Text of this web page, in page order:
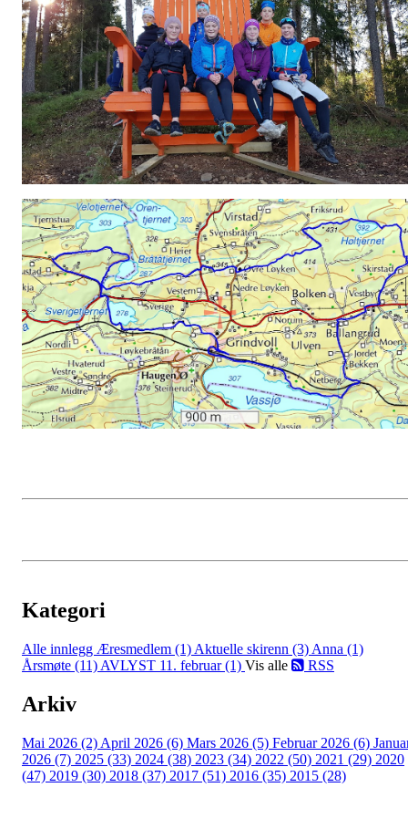
Kategori
Alle innlegg Æresmedlem (1) Aktuelle skirenn (3) Anna (1)
Årsmøte (11) AVLYST 11. februar (1) Vis alle RSS
Arkiv
Mai 2026 (2) April 2026 (6) Mars 2026 (5) Februar 2026 (6)
2026 (7) 2025 (33) 2024 (38) 2023 (34) 2022 (50) 2021 (29) 2020
(47) 2019 (30) 2018 (37) 2017 (51) 2016 (35) 2015 (28)